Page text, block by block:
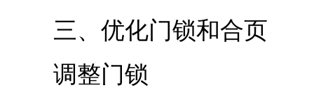
三、优化门锁和合页
调整门锁